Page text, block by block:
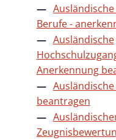
Berufe -
Ausländische
Anerkennung
beantragen